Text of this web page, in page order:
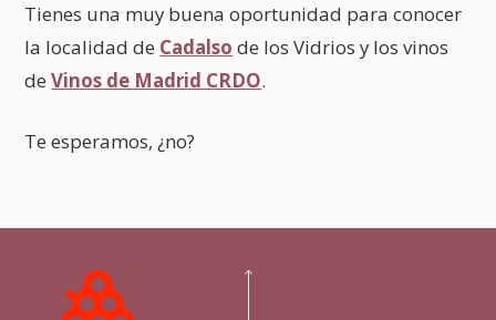
Tienes una muy buena oportunidad para conocer
la localidad de Cadalso de los Vidrios y los vinos
deVinos de Madrid CRDO.
Te esperamos, ¿no?